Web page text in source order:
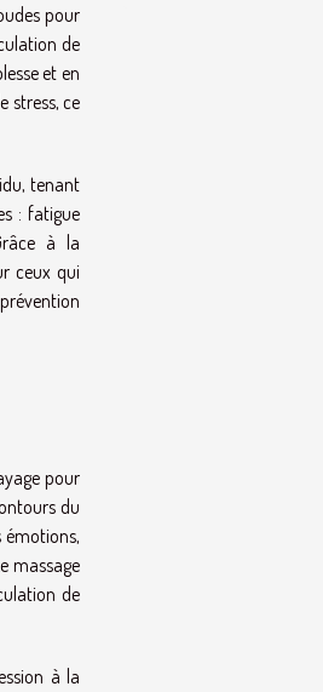
pour
de
et en
stress, ce
tenant
: fatigue
à la
ceux qui
pour
du
émotions,
massage
de
à la